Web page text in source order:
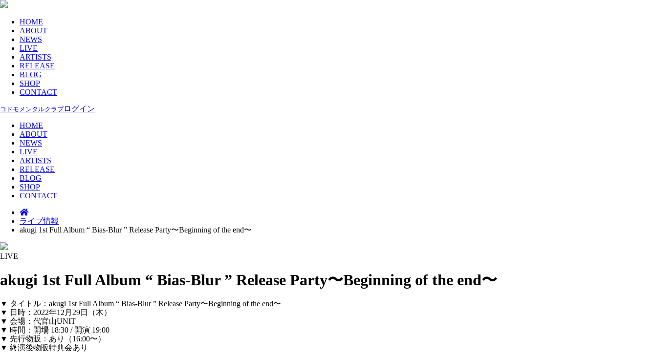
HOME
ABOUT
NEWS
LIVE
ARTISTS
RELEASE
BLOG
SHOP
CONTACT
コドモメンタルクラブ ログイン
HOME
ABOUT
NEWS
LIVE
ARTISTS
RELEASE
BLOG
SHOP
CONTACT
ライブ情報
akugi 1st Full Album “ Bias-Blur ” Release Party〜Beginning of the end〜
LIVE
akugi 1st Full Album “ Bias-Blur ” Release Party〜Beginning of the end〜
▼ タイトル：akugi 1st Full Album “ Bias-Blur ” Release Party〜Beginning of the end〜
▼ 日時：2022年12月29日（木）
▼ 会場：代官山UNIT
▼ 時間：開場 18:30 / 開演 19:00
▼ 先行物販：あり（16:00〜）
▼ 終演後物販特典会あり